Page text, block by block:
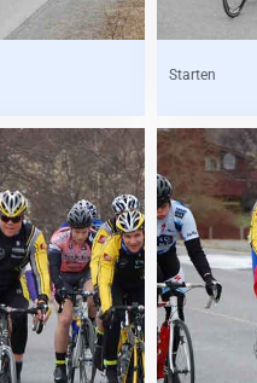
Starten